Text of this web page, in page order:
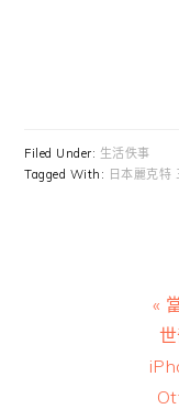
Filed Under: 生活佚事
Tagged With: 日本麗克特
«